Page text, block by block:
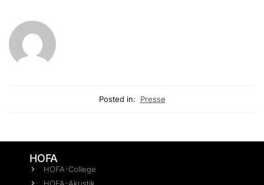
Posted in: Presse
HOFA
HOFA-College
HOFA-Akustik